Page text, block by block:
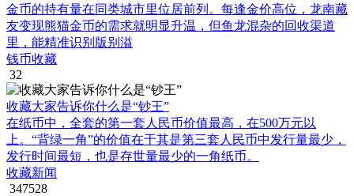
金币的持有量在同类城市里位居前列。每逢金价高位，龙南藏
友变现熊猫金币的需求就明显升温，但鱼龙混杂的回收渠道
里，能精准识别版别溢
钱币收藏
32
收藏大家告诉你什么是“钞王”
在纸币中，全套的第一套人民币价值最高，在500万元以
上。“背绿一角”的价值在于其是第三套人民币中发行量最少，
发行时间最短，也是存世量最少的一角纸币。
收藏新闻
347528